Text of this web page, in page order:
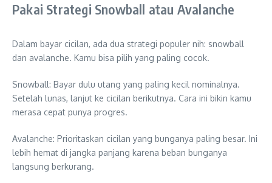
Pakai Strategi Snowball atau Avalanche
Dalam bayar cicilan, ada dua strategi populer nih: snowball
dan avalanche. Kamu bisa pilih yang paling cocok.
Snowball: Bayar dulu utang yang paling kecil nominalnya.
Setelah lunas, lanjut ke cicilan berikutnya. Cara ini bikin kamu
merasa cepat punya progres.
Avalanche: Prioritaskan cicilan yang bunganya paling besar. Ini
lebih hemat di jangka panjang karena beban bunganya
langsung berkurang.